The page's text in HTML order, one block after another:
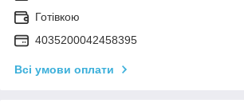
Готівкою
4035200042458395
Всі умови оплати